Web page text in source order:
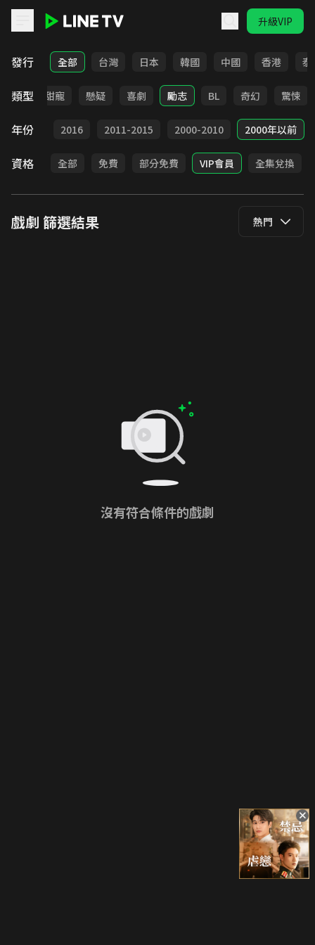
升級VIP
LINE TV - 戲劇
發行 全部 台灣 日本 韓國 中國 香港 泰
類型
改編 甜寵 懸疑 喜劇 勵志 BL 奇幻 驚悚
年份
2017 2016 2011-2015 2000-2010 2000年以前
資格 全部 免費 部分免費 VIP會員 全集兌換
戲劇 篩選結果 熱門
沒有符合條件的戲劇